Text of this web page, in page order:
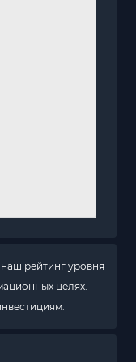
рейтинг уровня
целях.